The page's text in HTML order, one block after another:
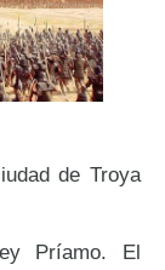
de Troya
Príamo. El